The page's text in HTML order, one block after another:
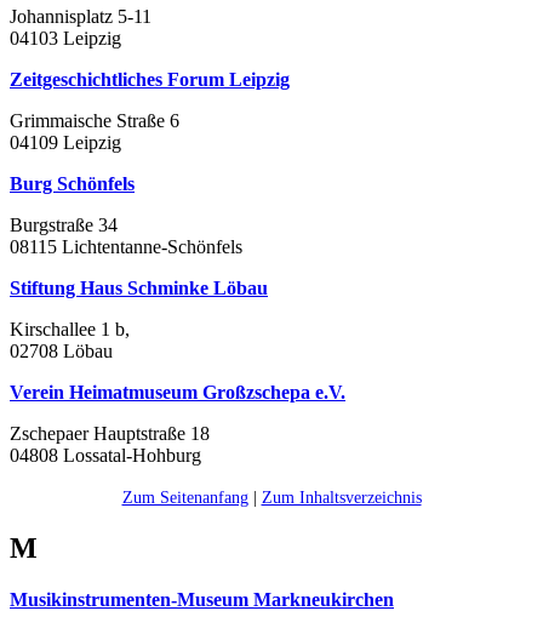
Johannisplatz 5-11
04103 Leipzig
Zeitgeschichtliches Forum Leipzig
Grimmaische Straße 6
04109 Leipzig
Burg Schönfels
Burgstraße 34
08115 Lichtentanne-Schönfels
Stiftung Haus Schminke Löbau
Kirschallee 1 b,
02708 Löbau
Verein Heimatmuseum Großzschepa e.V.
Zschepaer Hauptstraße 18
04808 Lossatal-Hohburg
Zum Seitenanfang| Zum Inhaltsverzeichnis
M
Musikinstrumenten-Museum Markneukirchen